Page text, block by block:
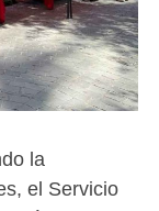
la
el Servicio